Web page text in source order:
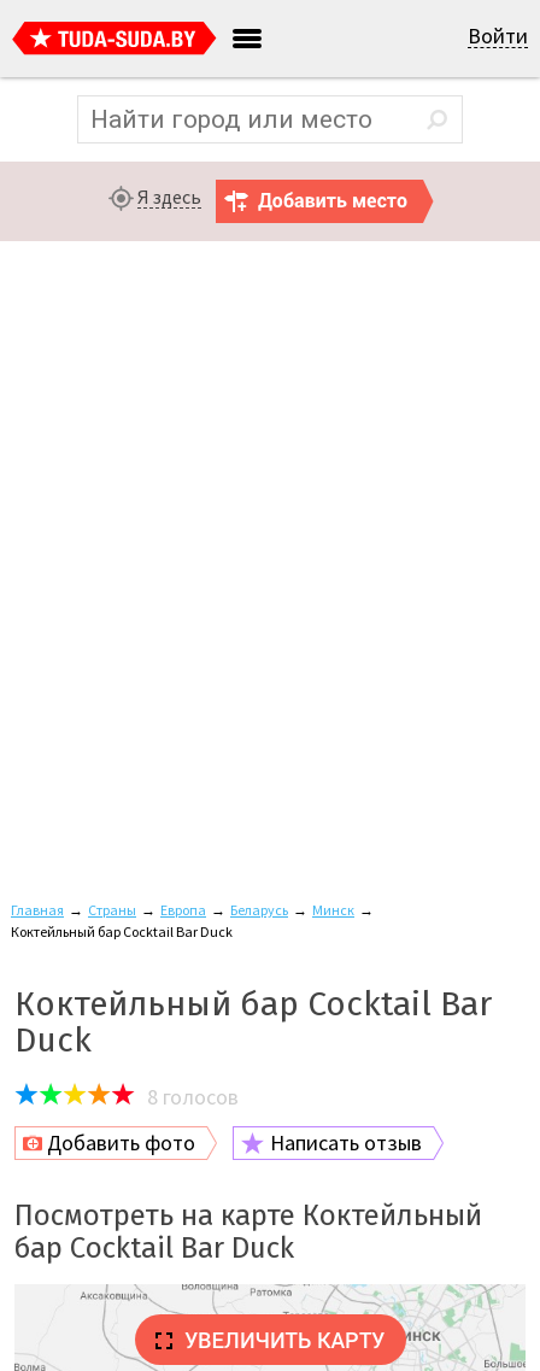
Войти
Я здесь
Главная → Страны → Европа → Беларусь → Минск →
Коктейльный бар Cocktail Bar Duck
Коктейльный бар Cocktail Bar
Duck
8 голосов
Добавить фото
Написать отзыв
Посмотреть на карте Коктейльный
бар Cocktail Bar Duck